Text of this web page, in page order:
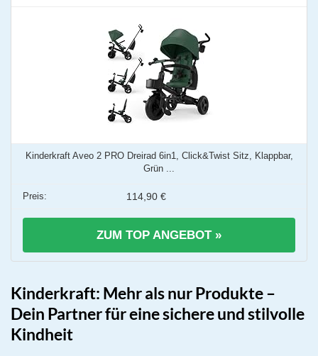
Kinderkraft Aveo 2 PRO Dreirad 6in1, Click&Twist Sitz, Klappbar,
Grün ...
114,90 €
ZUM TOP ANGEBOT »
Kinderkraft: Mehr als nur Produkte –
Dein Partner für eine sichere und stilvolle
Kindheit